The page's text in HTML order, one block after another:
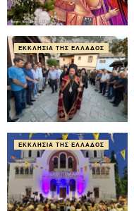
ΕΚΚΛΗΣΊΑ ΤΗΣ ΕΛΛΆΔΟΣ
ΕΚΚΛΗΣΊΑ ΤΗΣ ΕΛΛΆΔΟΣ